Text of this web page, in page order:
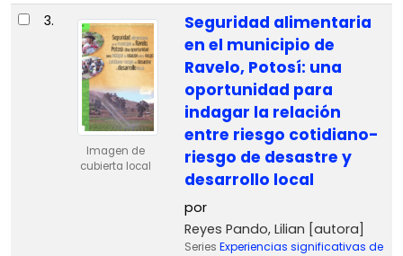
3.
Imagen de
cubierta local
Seguridad alimentaria
en el municipio de
Ravelo, Potosí: una
oportunidad para
indagar la relación
entre riesgo cotidiano-
riesgo de desastre y
desarrollo local
por
Reyes Pando, Lilian [autora]
Series Experiencias significativas de